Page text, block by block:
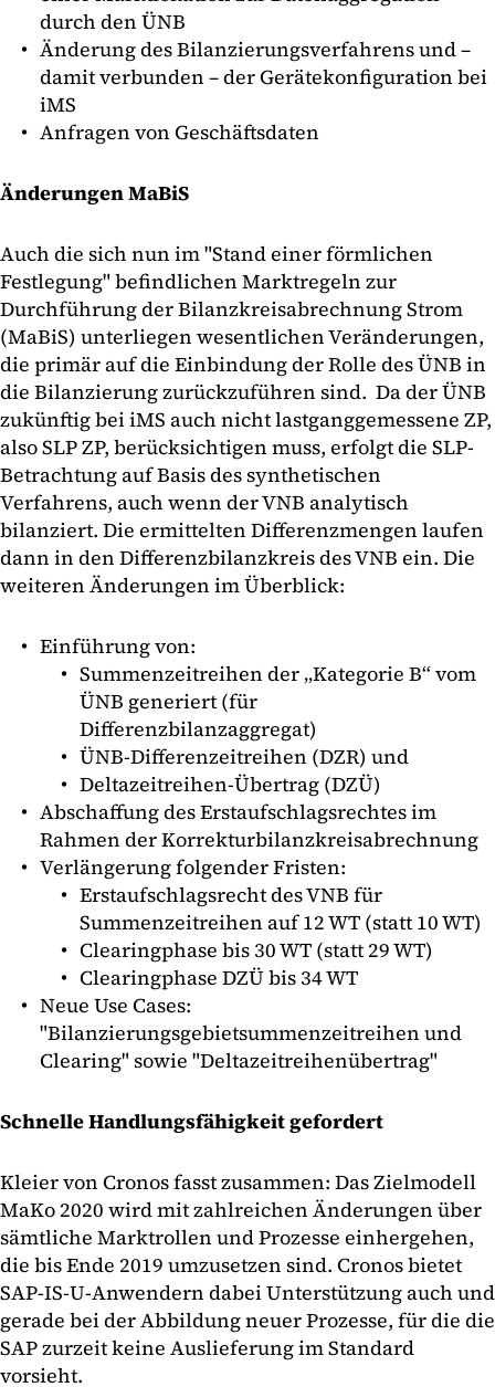
durch den ÜNB
Änderung des Bilanzierungsverfahrens und –
damit verbunden – der Gerätekonfiguration bei
iMS
Anfragen von Geschäftsdaten
Änderungen MaBiS
Auch die sich nun im "Stand einer förmlichen
Festlegung" befindlichen Marktregeln zur
Durchführung der Bilanzkreisabrechnung Strom
(MaBiS) unterliegen wesentlichen Veränderungen,
die primär auf die Einbindung der Rolle des ÜNB in
die Bilanzierung zurückzuführen sind. Da der ÜNB
zukünftig bei iMS auch nicht lastganggemessene ZP,
also SLP ZP, berücksichtigen muss, erfolgt die SLP-
Betrachtung auf Basis des synthetischen
Verfahrens, auch wenn der VNB analytisch
bilanziert. Die ermittelten Differenzmengen laufen
dann in den Differenzbilanzkreis des VNB ein. Die
weiteren Änderungen im Überblick:
Einführung von:
Summenzeitreihen der „Kategorie B“ vom
ÜNB generiert (für
Differenzbilanzaggregat)
ÜNB-Differenzeitreihen (DZR) und
Deltazeitreihen-Übertrag (DZÜ)
Abschaffung des Erstaufschlagsrechtes im
Rahmen der Korrekturbilanzkreisabrechnung
Verlängerung folgender Fristen:
Erstaufschlagsrecht des VNB für
Summenzeitreihen auf 12 WT (statt 10 WT)
Clearingphase bis 30 WT (statt 29 WT)
Clearingphase DZÜ bis 34 WT
Neue Use Cases:
"Bilanzierungsgebietsummenzeitreihen und
Clearing" sowie "Deltazeitreihenübertrag"
Schnelle Handlungsfähigkeit gefordert
Kleier von Cronos fasst zusammen: Das Zielmodell
MaKo 2020 wird mit zahlreichen Änderungen über
sämtliche Marktrollen und Prozesse einhergehen,
die bis Ende 2019 umzusetzen sind. Cronos bietet
SAP-IS-U-Anwendern dabei Unterstützung auch und
gerade bei der Abbildung neuer Prozesse, für die die
SAP zurzeit keine Auslieferung im Standard
vorsieht.